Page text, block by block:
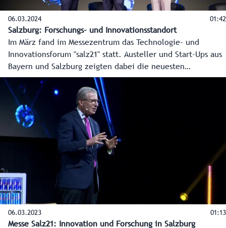
06.03.2024 01:42
Salzburg: Forschungs- und Innovationsstandort
Im März fand im Messezentrum das Technologie- und
Innovationsforum "salz21" statt. Austeller und Start-Ups aus
Bayern und Salzburg zeigten dabei die neuesten
Entwicklungen in IT, KI und Digitalisierung.
06.03.2023 01:13
Messe Salz21: Innovation und Forschung in Salzburg